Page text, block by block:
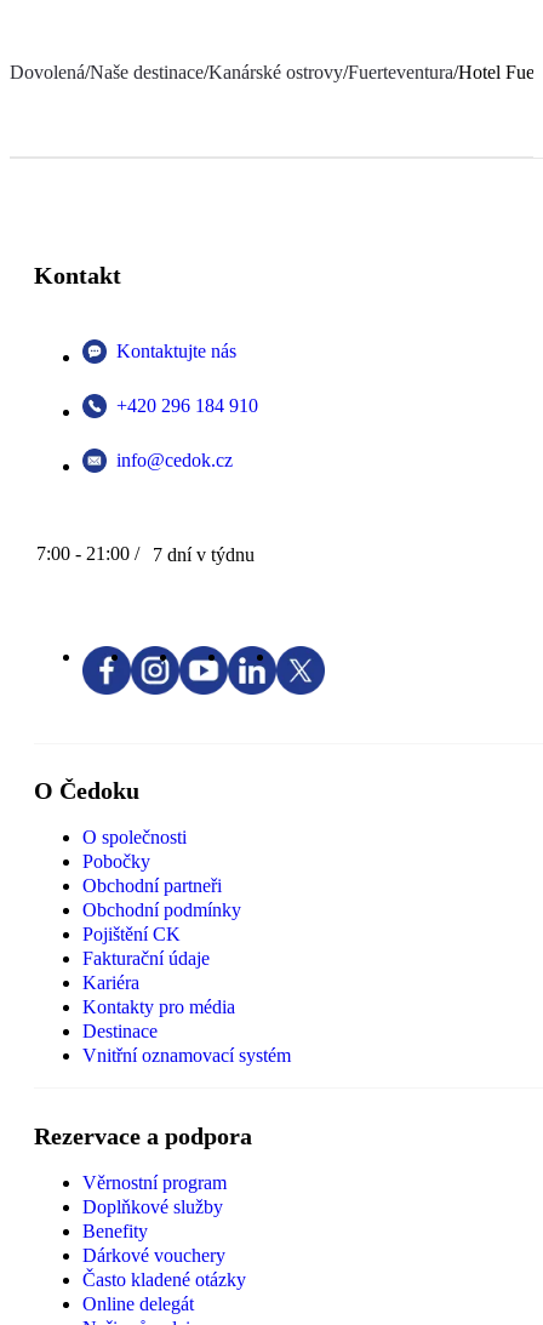
Dovolená/Naše destinace/Kanárské ostrovy/Fuerteventura/Hotel
Kontakt
Kontaktujte nás
+420 296 184 910
info@cedok.cz
7:00 - 21:00 / 7 dní v týdnu
O Čedoku
O společnosti
Pobočky
Obchodní partneři
Obchodní podmínky
Pojištění CK
Fakturační údaje
Kariéra
Kontakty pro média
Destinace
Vnitřní oznamovací systém
Rezervace a podpora
Věrnostní program
Doplňkové služby
Benefity
Dárkové vouchery
Často kladené otázky
Online delegát